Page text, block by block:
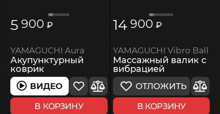
5 900 ₽
YAMAGUCHI Aura
Акупунктурный
коврик
ВИДЕО
В КОРЗИНУ
14 900 ₽
YAMAGUCHI Vibro Ball
Массажный валик с
вибрацией
ОТЛОЖИТЬ
В КОРЗИНУ